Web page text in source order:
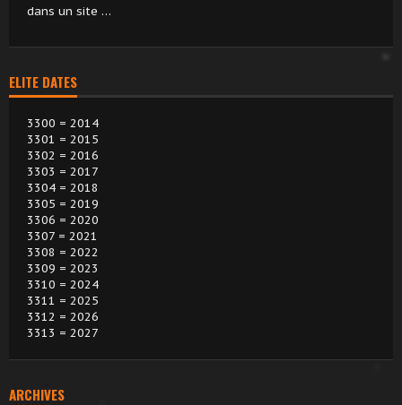
dans un site …
ELITE DATES
3300 = 2014
3301 = 2015
3302 = 2016
3303 = 2017
3304 = 2018
3305 = 2019
3306 = 2020
3307 = 2021
3308 = 2022
3309 = 2023
3310 = 2024
3311 = 2025
3312 = 2026
3313 = 2027
ARCHIVES